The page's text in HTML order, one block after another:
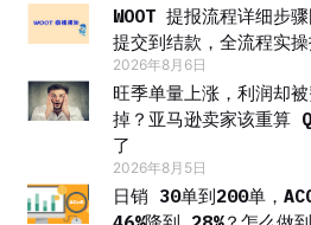
WOOT 提报流程详细步
提交到结款，全流程实
2026年8月6日
旺季单量上涨，利润却
掉？亚马逊卖家该重算
了
2026年8月5日
日销 30单到200单，